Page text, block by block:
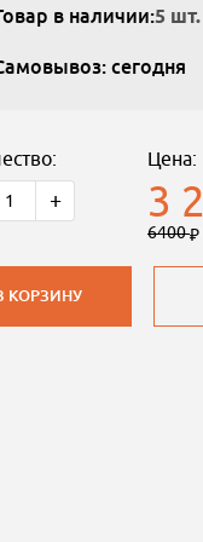
в наличии:5 шт.
сегодня
+
Цена:
3
6400
КОРЗИНУ